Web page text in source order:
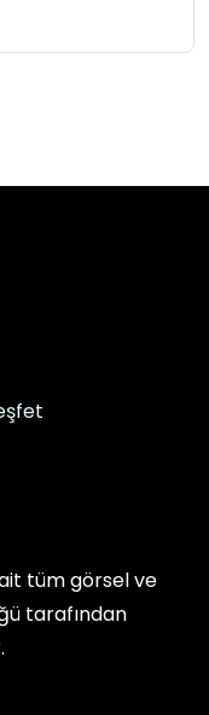
tüm görsel ve
tarafından